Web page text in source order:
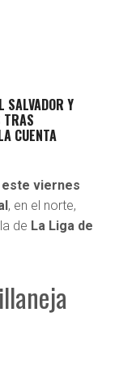
SALVADOR Y
TRAS
CUENTA
viernes
, en el norte,
de La Liga de